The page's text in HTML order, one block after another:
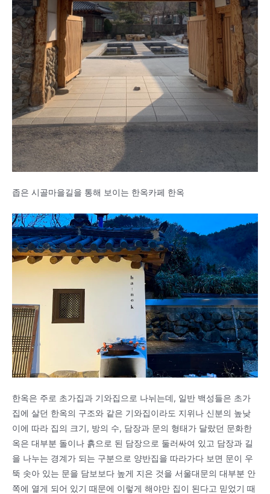
좁은 시골마을길을 통해 보이는 한옥카페 한옥
한옥은 주로 초가집과 기와집으로 나뉘는데, 일반 백성들은 초가
집에 살던 한옥의 구조와 같은 기와집이라도 지위나 신분의 높낮
이에 따라 집의 크기, 방의 수, 담장과 문의 형태가 달랐던 문화한
옥은 대부분 돌이나 흙으로 된 담장으로 둘러싸여 있고 담장과 길
을 나누는 경계가 되는 구분으로 양반집을 따라가다 보면 문이 우
뚝 솟아 있는 문을 담보보다 높게 지은 것을 서울대문의 대부분 안
쪽에 열게 되어 있기 때문에 이렇게 해야만 집이 된다고 믿었기 때